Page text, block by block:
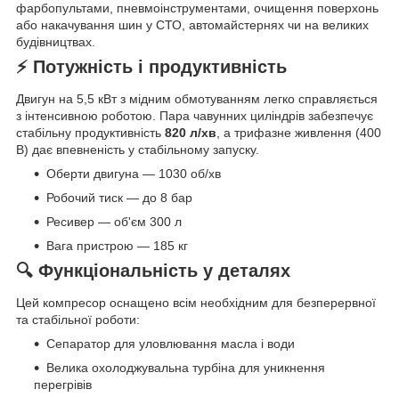
фарбопультами, пневмоінструментами, очищення поверхонь
або накачування шин у СТО, автомайстернях чи на великих
будівництвах.
⚡ Потужність і продуктивність
Двигун на 5,5 кВт з мідним обмотуванням легко справляється
з інтенсивною роботою. Пара чавунних циліндрів забезпечує
стабільну продуктивність 820 л/хв , а трифазне живлення (400
В) дає впевненість у стабільному запуску.
Оберти двигуна — 1030 об/хв
Робочий тиск — до 8 бар
Ресивер — об'єм 300 л
Вага пристрою — 185 кг
🔍 Функціональність у деталях
Цей компресор оснащено всім необхідним для безперервної
та стабільної роботи:
Сепаратор для уловлювання масла і води
Велика охолоджувальна турбіна для уникнення
перегрівів